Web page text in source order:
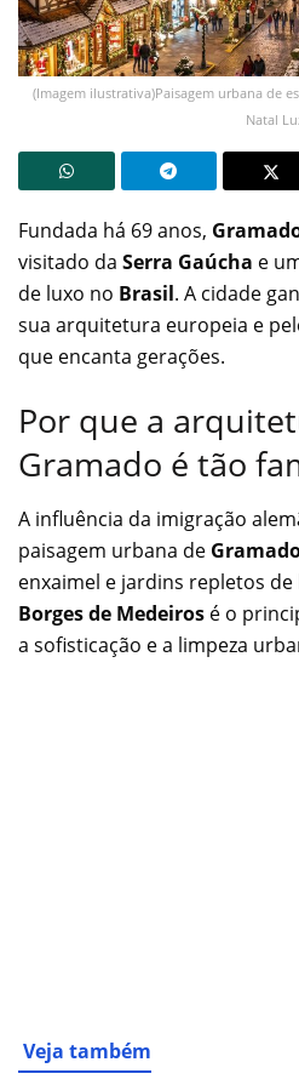
(Imagem ilustrativa)Paisagem urbana de
Natal
Fundada há 69 anos,
visitado da Serra Gaúcha e
de luxo no Brasil. A cidade
sua arquitetura europeia e
que encanta gerações.
Por que a
Gramado é tão
A influência da imigração
paisagem urbana de
enxaimel e jardins repletos
Borges de Medeiros é o
a sofisticação e a limpeza
Veja também